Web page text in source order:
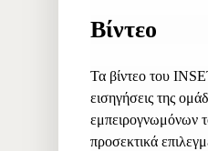
Βίντεο
Τα βίντεο του
εισηγήσεις της
εμπειρογνωμόνων
προσεκτικά